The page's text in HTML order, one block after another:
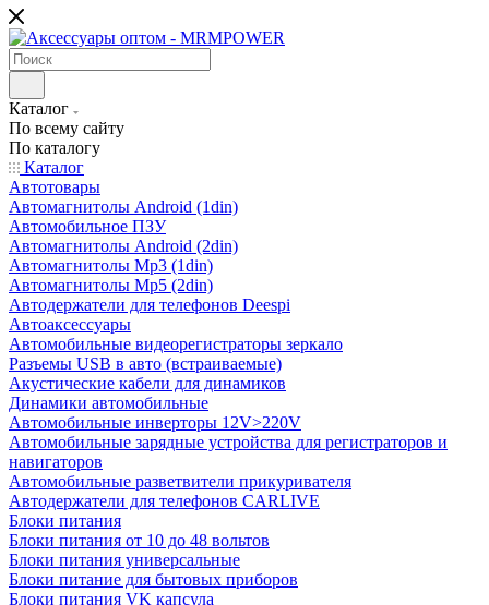
Каталог
По всему сайту
По каталогу
Каталог
Автотовары
Автомагнитолы Android (1din)
Автомобильное ПЗУ
Автомагнитолы Android (2din)
Автомагнитолы Mp3 (1din)
Автомагнитолы Mp5 (2din)
Автодержатели для телефонов Deespi
Автоаксессуары
Автомобильные видеорегистраторы зеркало
Разъемы USB в авто (встраиваемые)
Акустические кабели для динамиков
Динамики автомобильные
Автомобильные инверторы 12V>220V
Автомобильные зарядные устройства для регистраторов и
навигаторов
Автомобильные разветвители прикуривателя
Автодержатели для телефонов CARLIVE
Блоки питания
Блоки питания от 10 до 48 вольтов
Блоки питания универсальные
Блоки питание для бытовых приборов
Блоки питания VK капсула